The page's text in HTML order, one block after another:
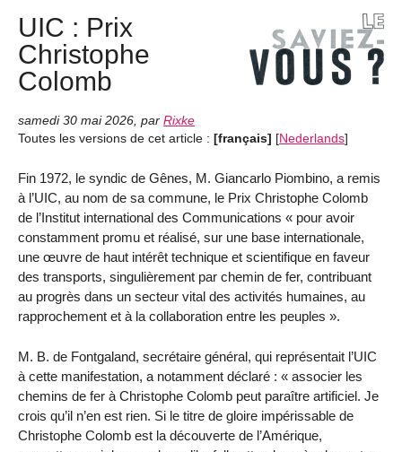
UIC : Prix
Christophe
Colomb
samedi 30 mai 2026, par Rixke
Toutes les versions de cet article : [français] [Nederlands]
Fin 1972, le syndic de Gênes, M. Giancarlo Piombino, a remis
à l’UIC, au nom de sa commune, le Prix Christophe Colomb
de l’Institut international des Communications « pour avoir
constamment promu et réalisé, sur une base internationale,
une œuvre de haut intérêt technique et scientifique en faveur
des transports, singulièrement par chemin de fer, contribuant
au progrès dans un secteur vital des activités humaines, au
rapprochement et à la collaboration entre les peuples ».
M. B. de Fontgaland, secrétaire général, qui représentait l’UIC
à cette manifestation, a notamment déclaré : « associer les
chemins de fer à Christophe Colomb peut paraître artificiel. Je
crois qu’il n’en est rien. Si le titre de gloire impérissable de
Christophe Colomb est la découverte de l’Amérique,